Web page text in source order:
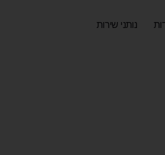
נותני שירות